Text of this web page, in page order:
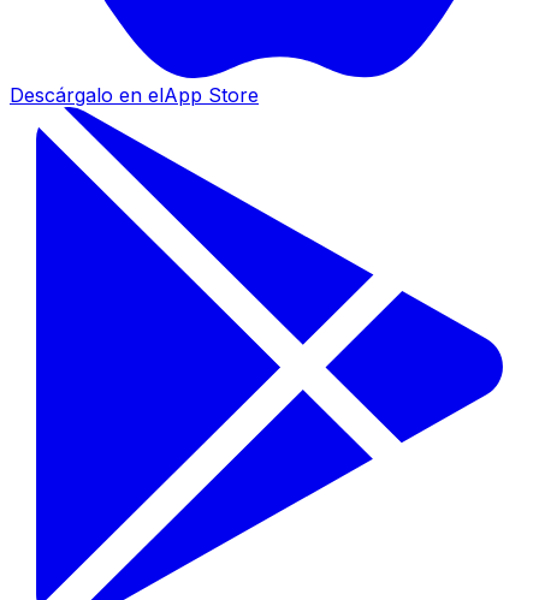
Descárgalo en elApp Store